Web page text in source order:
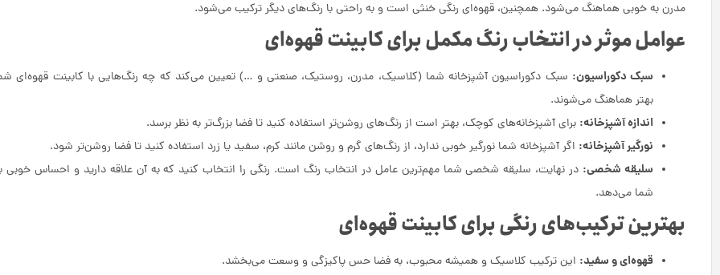
مدرن به خوبی هماهنگ می‌شود. همچنین، قهوه‌ای رنگی خنثی است و به راحتی با رنگ‌های دیگر ترکیب می‌شود.
عوامل موثر در انتخاب رنگ مکمل برای کابینت قهوه‌ای
سبک دکوراسیون: سبک دکوراسیون آشپزخانه شما (کلاسیک، مدرن، روستیک، صنعتی و …) تعیین می‌کند که چه رنگ‌هایی با کابینت قهوه‌ای
بهتر هماهنگ می‌شوند.
اندازه آشپزخانه: برای آشپزخانه‌های کوچک، بهتر است از رنگ‌های روشن‌تر استفاده کنید تا فضا بزرگ‌تر به نظر برسد.
نورگیر آشپزخانه: اگر آشپزخانه شما نورگیر خوبی ندارد، از رنگ‌های گرم و روشن مانند کرم، سفید یا زرد استفاده کنید تا فضا روشن‌تر شود.
سلیقه شخصی: در نهایت، سلیقه شخصی شما مهم‌ترین عامل در انتخاب رنگ است. رنگی را انتخاب کنید که به آن علاقه دارید و احساس خوبی
شما می‌دهد.
بهترین ترکیب‌های رنگی برای کابینت قهوه‌ای
قهوه‌ای و سفید: این ترکیب کلاسیک و همیشه محبوب، به فضا حس پاکیزگی و وسعت می‌بخشد.